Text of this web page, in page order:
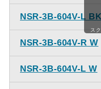
NSR-3B-604V-L BK
NSR-3B-604V-R W
NSR-3B-604V-L W
ス